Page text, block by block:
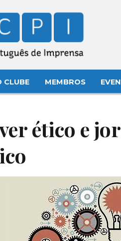
CLUBE MEMBROS
ético e